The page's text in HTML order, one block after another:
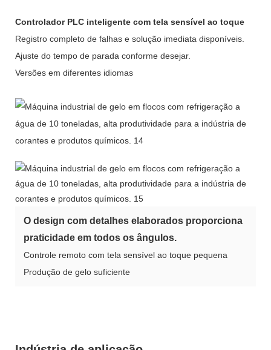
Controlador PLC inteligente com tela sensível ao toque
Registro completo de falhas e solução imediata disponíveis.
Ajuste do tempo de parada conforme desejar.
Versões em diferentes idiomas
O design com detalhes elaborados proporciona
praticidade em todos os ângulos.
Controle remoto com tela sensível ao toque pequena
Produção de gelo suficiente